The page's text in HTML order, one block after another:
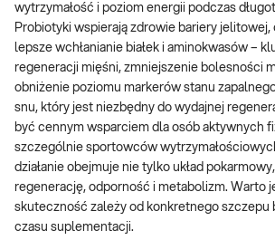
wytrzymałość i poziom energii podczas
Probiotyki wspierają zdrowie bariery jelitowej,
lepsze wchłanianie białek i aminokwasów –
regeneracji mięśni, zmniejszenie bolesności
obniżenie poziomu markerów stanu
snu, który jest niezbędny do wydajnej
być cennym wsparciem dla osób aktywnych
szczególnie sportowców
działanie obejmuje nie tylko układ
regenerację, odporność i metabolizm. Warto
skuteczność zależy od konkretnego szczepu
czasu suplementacji.